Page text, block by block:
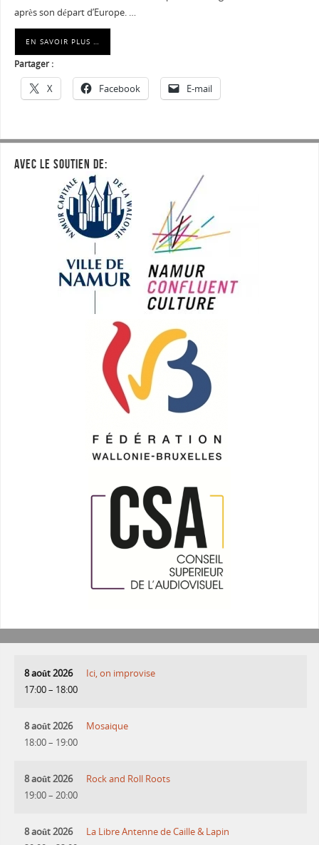
après son départ d’Europe. …
EN SAVOIR PLUS …
Partager :
X Facebook E-mail
AVEC LE SOUTIEN DE:
8 août 2026
17:00– 18:00
Ici, on improvise
8 août 2026
18:00– 19:00
Mosaique
8 août 2026
19:00– 20:00
Rock and Roll Roots
8 août 2026
La Libre Antenne de Caille & Lapin